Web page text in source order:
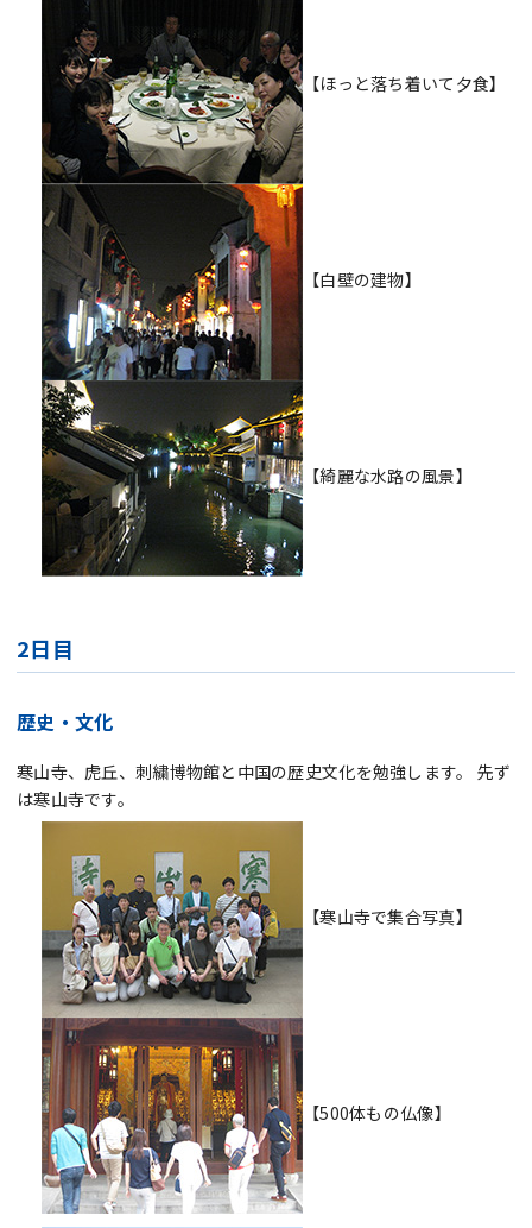
【ほっと落ち着いて夕食】
【白壁の建物】
【綺麗な水路の風景】
2日目
歴史・文化
寒山寺、虎丘、刺繍博物館と中国の歴史文化を勉強します。 先ず
は寒山寺です。
【寒山寺で集合写真】
【500体もの仏像】